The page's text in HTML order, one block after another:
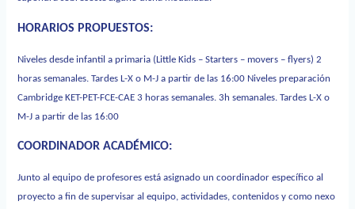
HORARIOS PROPUESTOS:
Niveles desde infantil a primaria (Little Kids – Starters – movers –flyers) 2
horas semanales. Tardes L-X o M-J a partir de las 16:00 Niveles preparación
Cambridge KET-PET-FCE-CAE 3 horas semanales. 3h semanales. Tardes L-X o
M-J a partir de las 16:00
COORDINADOR ACADÉMICO:
Junto al equipo de profesores está asignado un coordinador específico al
proyecto a fin de supervisar al equipo, actividades, contenidos y como nexo